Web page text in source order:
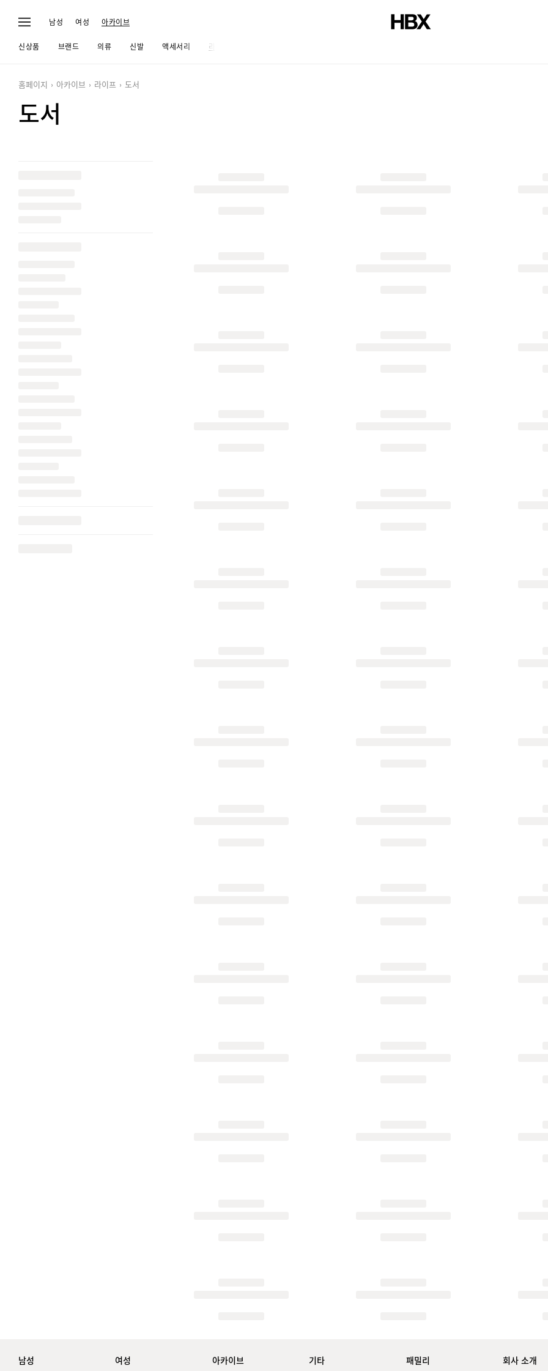
남성 여성 아카이브
신상품 브랜드 의류 신발 액세서리 라이프
홈페이지 아카이브 라이프 도서
도서
남성 여성 아카이브 기타 패밀리 회사 소개